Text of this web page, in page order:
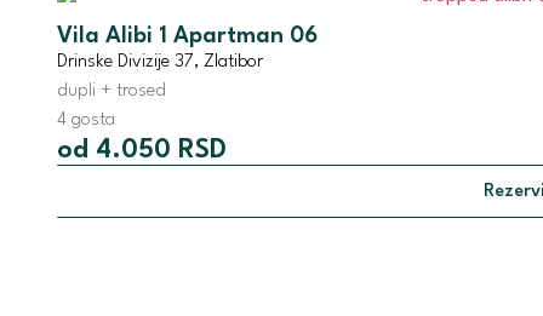
Vila Alibi 1 Apartman 06
Drinske Divizije 37, Zlatibor
dupli + trosed
4 gosta
od 4.050 RSD